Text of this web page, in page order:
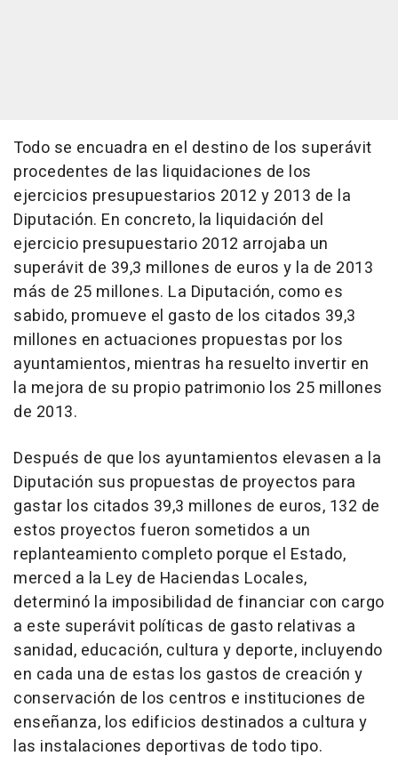
Todo se encuadra en el destino de los superávit
procedentes de las liquidaciones de los
ejercicios presupuestarios 2012 y 2013 de la
Diputación. En concreto, la liquidación del
ejercicio presupuestario 2012 arrojaba un
superávit de 39,3 millones de euros y la de 2013
más de 25 millones. La Diputación, como es
sabido, promueve el gasto de los citados 39,3
millones en actuaciones propuestas por los
ayuntamientos, mientras ha resuelto invertir en
la mejora de su propio patrimonio los 25 millones
de 2013.
Después de que los ayuntamientos elevasen a la
Diputación sus propuestas de proyectos para
gastar los citados 39,3 millones de euros, 132 de
estos proyectos fueron sometidos a un
replanteamiento completo porque el Estado,
merced a la Ley de Haciendas Locales,
determinó la imposibilidad de financiar con cargo
a este superávit políticas de gasto relativas a
sanidad, educación, cultura y deporte, incluyendo
en cada una de estas los gastos de creación y
conservación de los centros e instituciones de
enseñanza, los edificios destinados a cultura y
las instalaciones deportivas de todo tipo.